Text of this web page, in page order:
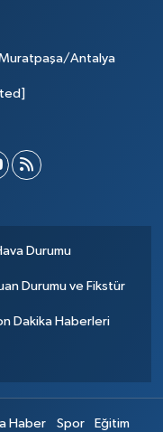
Antalya
Durumu
Durumu ve Fikstür
Dakika Haberleri
Haber Spor Eğitim